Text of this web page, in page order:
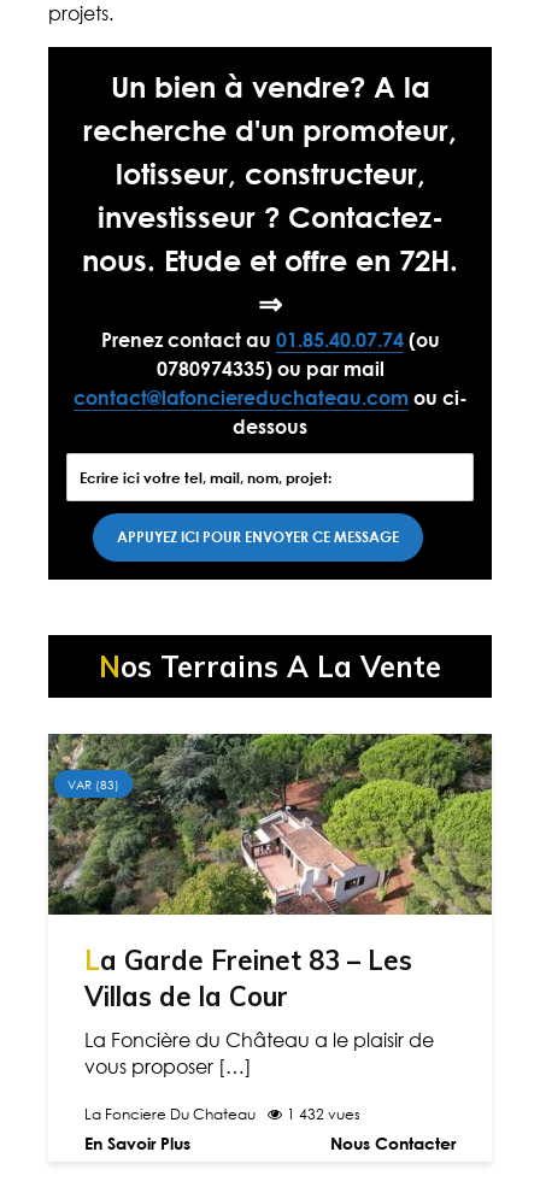
projets.
Un bien à vendre? A la
recherche d'un promoteur,
lotisseur, constructeur,
investisseur ? Contactez-
nous. Etude et offre en 72H.
⇒
Prenez contact au 01.85.40.07.74(ou
0780974335) ou par mail
contact@lafonciereduchateau.com ou ci-
dessous
Nos Terrains A La Vente
VAR (83)
La Garde Freinet 83 – Les
Villas de la Cour
La Foncière du Château a le plaisir de
vous proposer […]
La Fonciere Du Chateau 1 432 vues
En Savoir Plus Nous Contacter